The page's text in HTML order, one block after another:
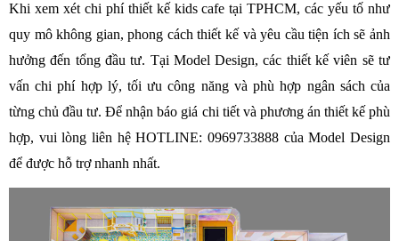
Khi xem xét chi phí thiết kế kids cafe tại TPHCM, các yếu tố như
quy mô không gian, phong cách thiết kế và yêu cầu tiện ích sẽ ảnh
hưởng đến tổng đầu tư. Tại Model Design, các thiết kế viên sẽ tư
vấn chi phí hợp lý, tối ưu công năng và phù hợp ngân sách của
từng chủ đầu tư. Để nhận báo giá chi tiết và phương án thiết kế phù
hợp, vui lòng liên hệ HOTLINE: 0969733888 của Model Design
để được hỗ trợ nhanh nhất.